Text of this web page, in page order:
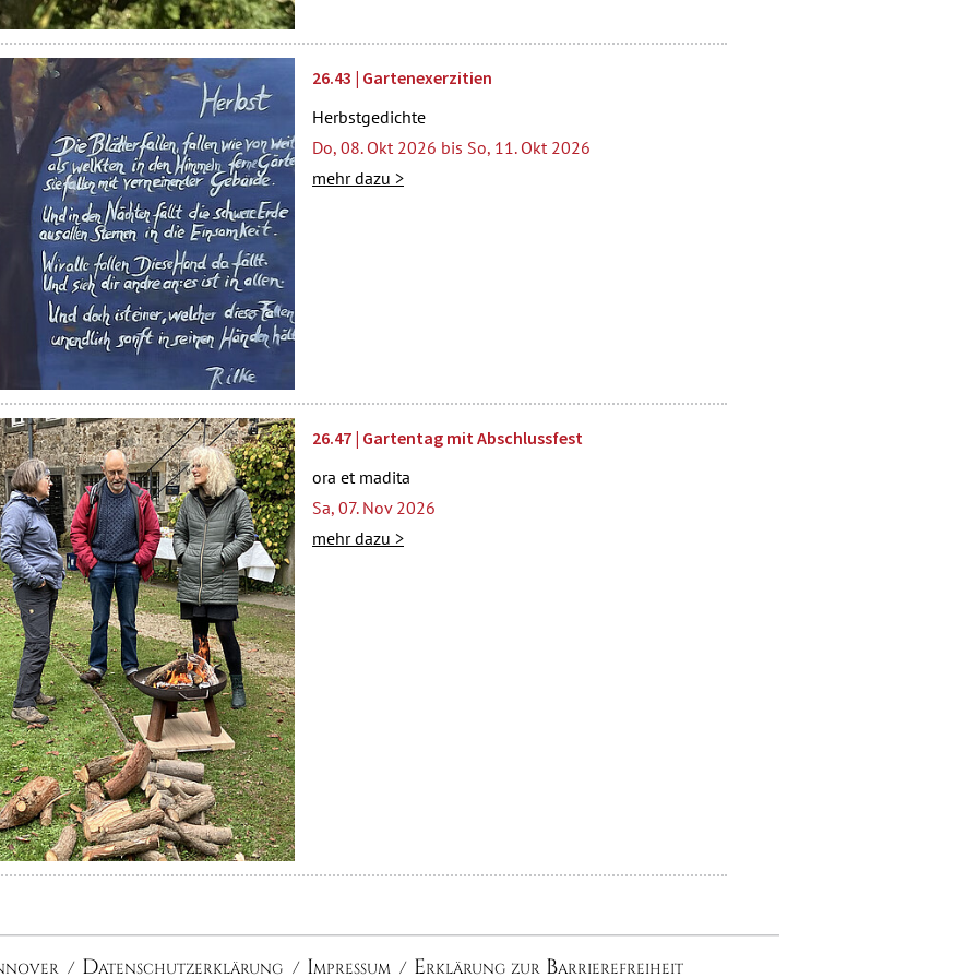
26.43 | Gartenexerzitien
Herbstgedichte
Do, 08. Okt 2026 bis So, 11. Okt 2026
mehr dazu >
26.47 | Gartentag mit Abschlussfest
ora et madita
Sa, 07. Nov 2026
mehr dazu >
Datenschutzerklärung Impressum Erklärung zur Barrierefreiheit